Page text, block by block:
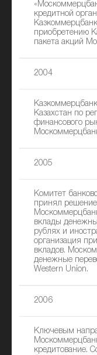
кредитной
приобретению
пакета акций
2004
Казахстан по
финансового
2005
Комитет
принял
вклады
рублях и
организация
вкладов.
денежные
Western Union.
2006
Ключевым
кредитование.